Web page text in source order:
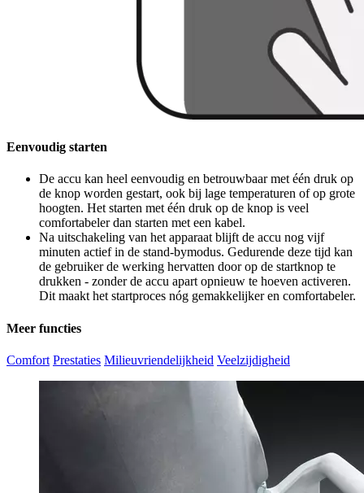
Eenvoudig starten
De accu kan heel eenvoudig en betrouwbaar met één druk op
de knop worden gestart, ook bij lage temperaturen of op grote
hoogten. Het starten met één druk op de knop is veel
comfortabeler dan starten met een kabel.
Na uitschakeling van het apparaat blijft de accu nog vijf
minuten actief in de stand-bymodus. Gedurende deze tijd kan
de gebruiker de werking hervatten door op de startknop te
drukken - zonder de accu apart opnieuw te hoeven activeren.
Dit maakt het startproces nóg gemakkelijker en comfortabeler.
Meer functies
Comfort Prestaties Milieuvriendelijkheid Veelzijdigheid